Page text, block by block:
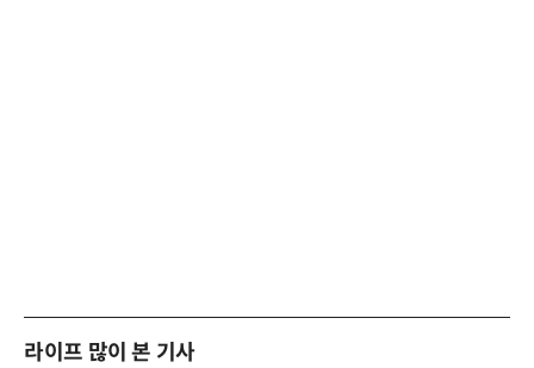
라이프 많이 본 기사